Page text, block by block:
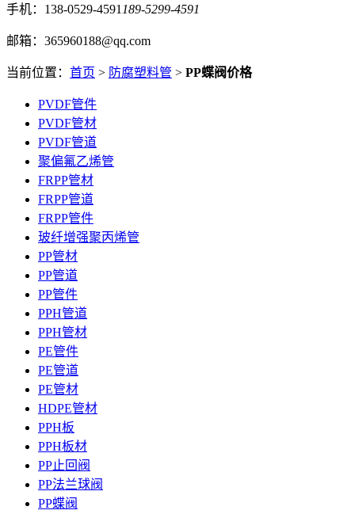
手机：138-0529-4591 189-5299-4591
邮箱：365960188@qq.com
当前位置： 首页 > 防腐塑料管 > PP蝶阀价格
PVDF管件
PVDF管材
PVDF管道
聚偏氟乙烯管
FRPP管材
FRPP管道
FRPP管件
玻纤增强聚丙烯管
PP管材
PP管道
PP管件
PPH管道
PPH管材
PE管件
PE管道
PE管材
HDPE管材
PPH板
PPH板材
PP止回阀
PP法兰球阀
PP蝶阀